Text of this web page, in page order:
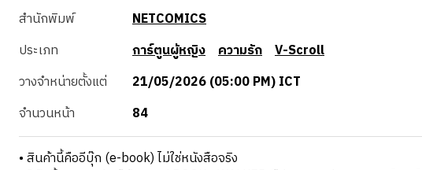
สำนักพิมพ์
NETCOMICS
ประเภท
การ์ตูนผู้หญิง ความรัก V-Scroll
วางจำหน่ายตั้งแต่
21/05/2026 (05:00 PM) ICT
จำนวนหน้า
84
• สินค้านี้คืออีบุ๊ก (e-book) ไม่ใช่หนังสือจริง